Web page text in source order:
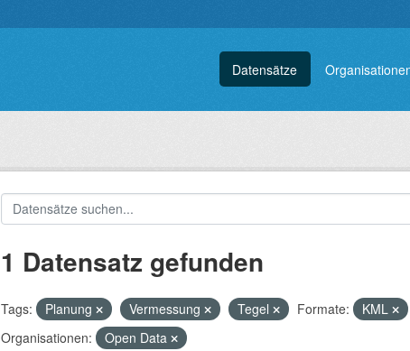
Datensätze
1 Datensatz gefunden
Tags: Planung Vermessung Tegel Formate:
KML
Organisationen:
Open Data